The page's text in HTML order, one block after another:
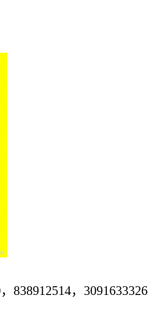
838912514，3091633326